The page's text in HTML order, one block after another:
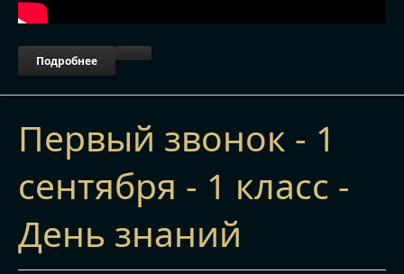
Подробнее
Первый звонок - 1
сентября - 1 класс -
День знаний